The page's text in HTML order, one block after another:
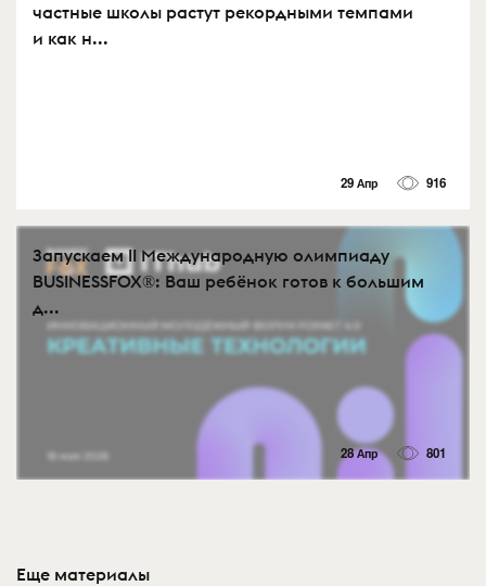
частные школы растут рекордными темпами
и как н...
29 Апр 916
Запускаем II Международную олимпиаду
BUSINESSFOX®: Ваш ребёнок готов к большим
д...
28 Апр 801
Еще материалы